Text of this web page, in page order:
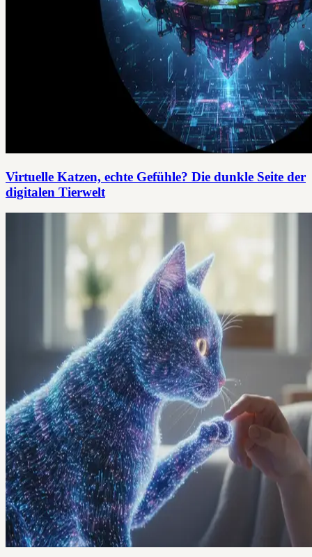
Virtuelle Katzen, echte Gefühle? Die dunkle Seite der
digitalen Tierwelt